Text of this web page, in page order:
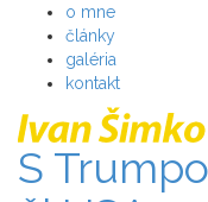
o mne
články
galéria
kontakt
S